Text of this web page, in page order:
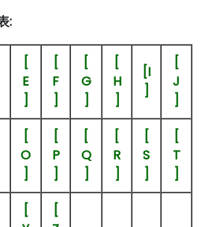
:
[
E
]
[
F
]
[
G
]
[
H
]
[I
]
[
J
]
[
O
]
[
P
]
[
Q
]
[
R
]
[
S
]
[
T
]
[
[